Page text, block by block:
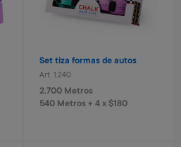
Set tiza formas de autos
Art. 1.240
2.700 Metros
540 Metros + 4 x $180